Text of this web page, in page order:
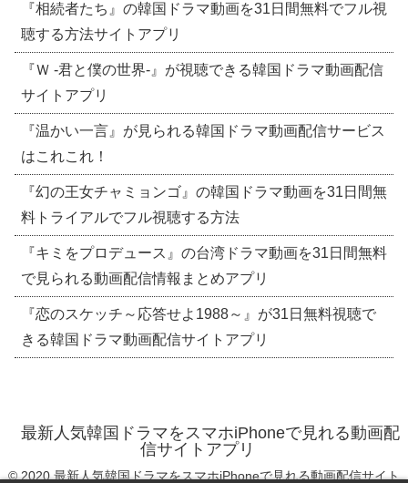
『相続者たち』の韓国ドラマ動画を31日間無料でフル視
聴する方法サイトアプリ
『Ｗ -君と僕の世界-』が視聴できる韓国ドラマ動画配信
サイトアプリ
『温かい一言』が見られる韓国ドラマ動画配信サービス
はこれこれ！
『幻の王女チャミョンゴ』の韓国ドラマ動画を31日間無
料トライアルでフル視聴する方法
『キミをプロデュース』の台湾ドラマ動画を31日間無料
で見られる動画配信情報まとめアプリ
『恋のスケッチ～応答せよ1988～』が31日無料視聴で
きる韓国ドラマ動画配信サイトアプリ
最新人気韓国ドラマをスマホiPhoneで見れる動画配
信サイトアプリ
© 2020 最新人気韓国ドラマをスマホiPhoneで見れる動画配信サイト